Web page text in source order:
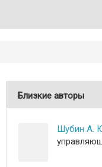
Близкие авторы
Шубин А.